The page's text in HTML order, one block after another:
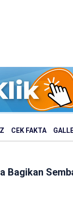
CEK FAKTA
Bagikan